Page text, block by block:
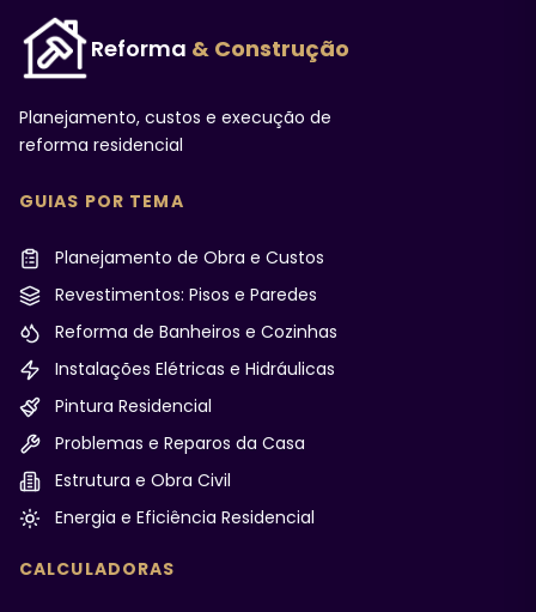
Reforma & Construção
Planejamento, custos e execução de
reforma residencial
GUIAS POR TEMA
Planejamento de Obra e Custos
Revestimentos: Pisos e Paredes
Reforma de Banheiros e Cozinhas
Instalações Elétricas e Hidráulicas
Pintura Residencial
Problemas e Reparos da Casa
Estrutura e Obra Civil
Energia e Eficiência Residencial
CALCULADORAS